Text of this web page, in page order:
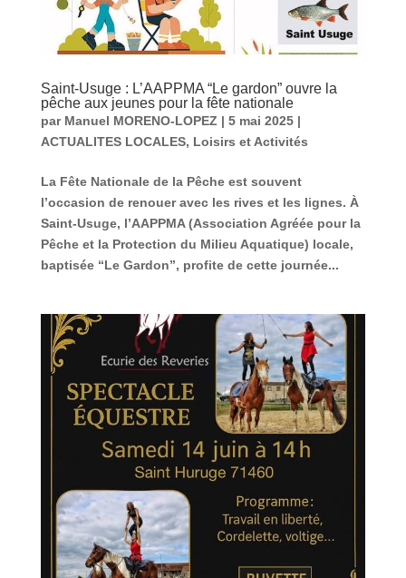
Saint-Usuge : L’AAPPMA “Le gardon” ouvre la
pêche aux jeunes pour la fête nationale
par Manuel MORENO-LOPEZ | 5 mai 2025|
ACTUALITES LOCALES, Loisirs et Activités
La Fête Nationale de la Pêche est souvent
l’occasion de renouer avec les rives et les lignes. À
Saint-Usuge, l’AAPPMA (Association Agréée pour la
Pêche et la Protection du Milieu Aquatique) locale,
baptisée “Le Gardon”, profite de cette journée...